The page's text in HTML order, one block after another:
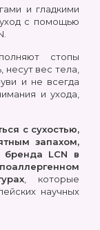
и гладкими
с помощью
стопы
вес тела,
и не всегда
и ухода,
с сухостью,
запахом,
бренда LCN в
, которые
научных